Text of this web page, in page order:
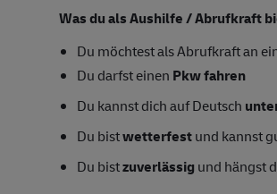
Was du als Aushilfe / Abrufkraft
Du möchtest als Abrufkraft an
Du darfst einen Pkw fahren
Du kannst dich auf Deutsch
Du bistwetterfestund kannst
Du bistzuverlässig und hängst